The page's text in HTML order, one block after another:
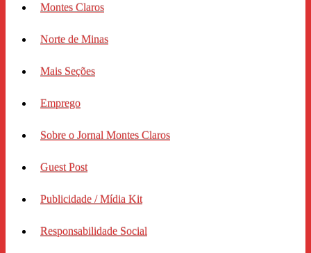
Montes Claros
Norte de Minas
Mais Seções
Emprego
Sobre o Jornal Montes Claros
Guest Post
Publicidade / Mídia Kit
Responsabilidade Social